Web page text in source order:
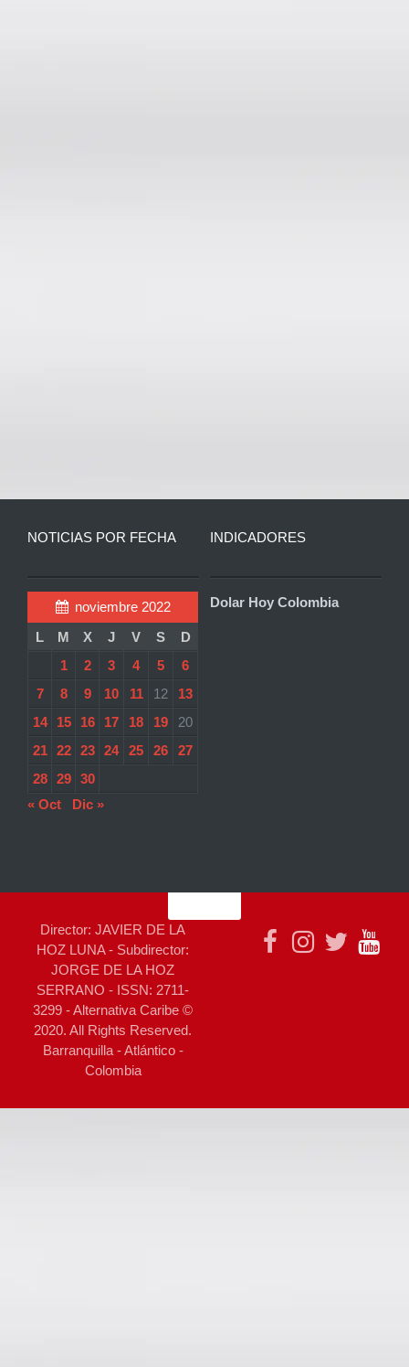
NOTICIAS POR FECHA
noviembre 2022
L
M X J V S
D
1
2 3 4 5
6
7
8 9 10 11 12
13
14
15 16 17 18 19
20
21
22 23 24 25 26
27
28
29
30
« Oct
Dic »
INDICADORES
Dolar Hoy Colombia
Director: JAVIER DE LA
HOZ LUNA - Subdirector:
JORGE DE LA HOZ
SERRANO - ISSN: 2711-
3299 - Alternativa Caribe ©
2020. All Rights Reserved.
Barranquilla - Atlántico -
Colombia